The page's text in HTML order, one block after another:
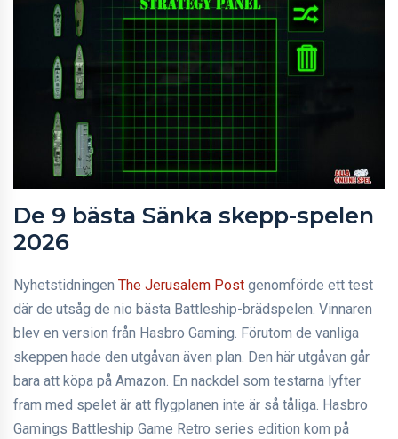
De 9 bästa Sänka skepp-spelen
2026
Nyhetstidningen The Jerusalem Post genomförde ett test
där de utsåg de nio bästa Battleship-brädspelen. Vinnaren
blev en version från Hasbro Gaming. Förutom de vanliga
skeppen hade den utgåvan även plan. Den här utgåvan går
bara att köpa på Amazon. En nackdel som testarna lyfter
fram med spelet är att flygplanen inte är så tåliga. Hasbro
Gamings Battleship Game Retro series edition kom på